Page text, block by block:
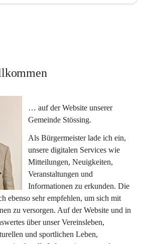
… auf der Website unserer
Gemeinde Stössing.
Als Bürgermeister lade ich ein,
unsere digitalen Services wie
Mitteilungen, Neuigkeiten,
Veranstaltungen und
Informationen zu erkunden. Die
ebenso sehr empfehlen, um sich mit
zu versorgen. Auf der Website und in
über unser Vereinsleben,
und sportlichen Leben,